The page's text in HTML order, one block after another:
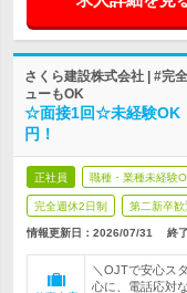
さくら建設株式会社 | #完
ューもOK
☆面接1回☆未経験OK
円！
正社員 職種・業種未経験
完全週休2日制 第二新卒歓
情報更新日：2026/07/31 終
＼OJTで安心ス
心に、電話応対